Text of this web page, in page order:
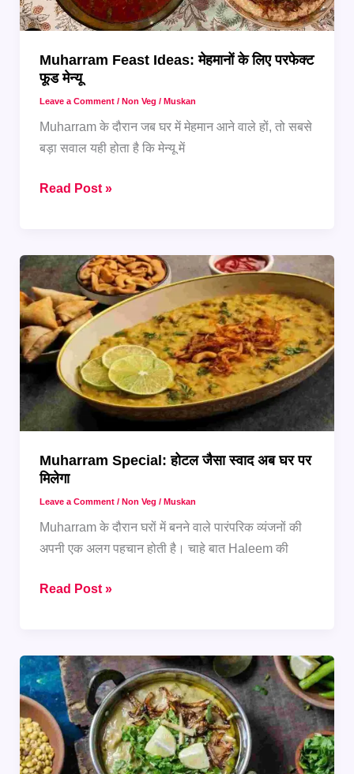
Muharram Feast Ideas: मेहमानों के लिए परफेक्ट
फूड मेन्यू
Leave a Comment / Non Veg / Muskan
Muharram के दौरान जब घर में मेहमान आने वाले हों, तो सबसे
बड़ा सवाल यही होता है कि मेन्यू में
Muharram
के
लिए
परफेक्ट
फूड
मेन्यू
Read Post »
Muharram Special: होटल जैसा स्वाद अब घर पर
मिलेगा
Leave a Comment / Non Veg / Muskan
Muharram के दौरान घरों में बनने वाले पारंपरिक व्यंजनों की
अपनी एक अलग पहचान होती है। चाहे बात Haleem की
Muharram
स्वाद
अब
घर
पर
मिलेगा
Read Post »